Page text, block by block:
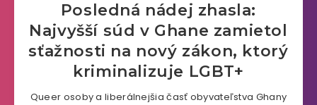
Posledná nádej zhasla:
Najvyšší súd v Ghane zamietol
sťažnosti na nový zákon, ktorý
kriminalizuje LGBT+
Queer osoby a liberálnejšia časť obyvateľstva Ghany